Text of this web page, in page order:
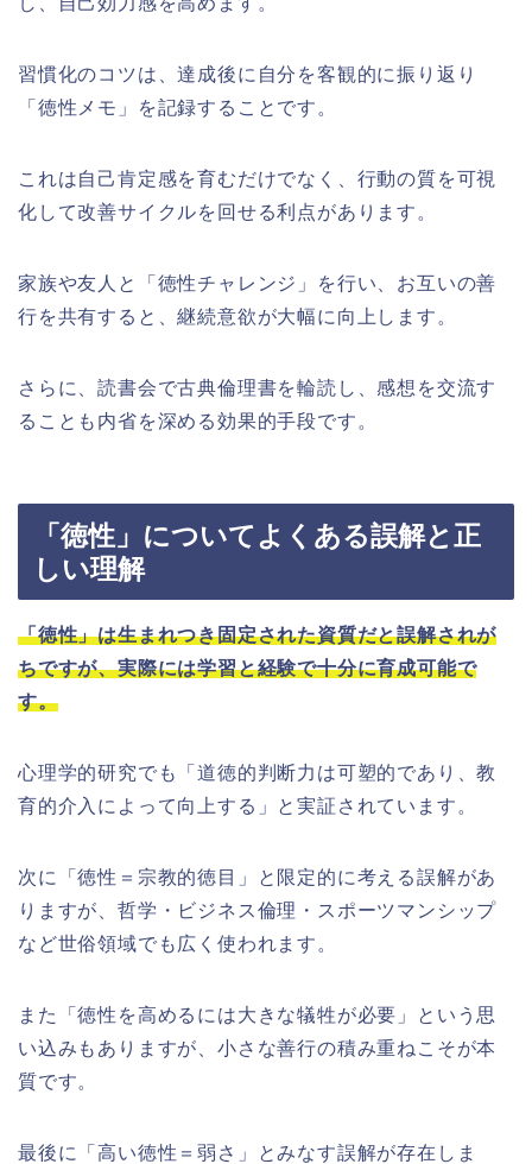
習慣化のコツは、達成後に自分を客観的に振り返り
「徳性メモ」を記録することです。
これは自己肯定感を育むだけでなく、行動の質を可視
化して改善サイクルを回せる利点があります。
家族や友人と「徳性チャレンジ」を行い、お互いの善
行を共有すると、継続意欲が大幅に向上します。
さらに、読書会で古典倫理書を輪読し、感想を交流す
ることも内省を深める効果的手段です。
「徳性」についてよくある誤解と正
しい理解
「徳性」は生まれつき固定された資質だと誤解されが
ちですが、実際には学習と経験で十分に育成可能で
す。
心理学的研究でも「道徳的判断力は可塑的であり、教
育的介入によって向上する」と実証されています。
次に「徳性＝宗教的徳目」と限定的に考える誤解があ
りますが、哲学・ビジネス倫理・スポーツマンシップ
など世俗領域でも広く使われます。
また「徳性を高めるには大きな犠牲が必要」という思
い込みもありますが、小さな善行の積み重ねこそが本
質です。
最後に「高い徳性＝弱さ」とみなす誤解が存在しま